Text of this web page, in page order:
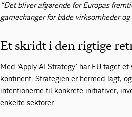
“Det bliver afgørende for Europas
gamechanger for både virksomheder og
Et skridt i den rigtige
Med ‘Apply AI Strategy’ har EU taget
kontinent. Strategien er hermed lagt,
intentionerne til konkrete initiativer,
enkelte sektorer.